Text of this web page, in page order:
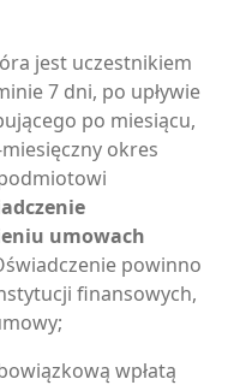
jest uczestnikiem
7 dni, po upływie
po miesiącu,
okres
umowach
powinno
finansowych,
wpłatą